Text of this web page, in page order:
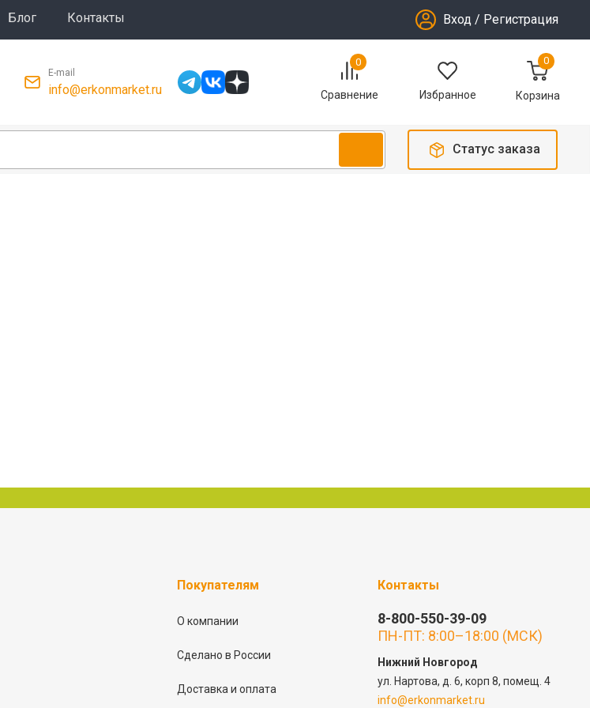
Блог Контакты Вход / Регистрация
E-mail
info@erkonmarket.ru
0
Сравнение Избранное
0
Корзина
Статус заказа
Покупателям
О компании
Сделано в России
Доставка и оплата
Контакты
8-800-550-39-09
ПН-ПТ: 8:00–18:00 (МСК)
Нижний Новгород
ул. Нартова, д. 6, корп 8, помещ. 4
info@erkonmarket.ru